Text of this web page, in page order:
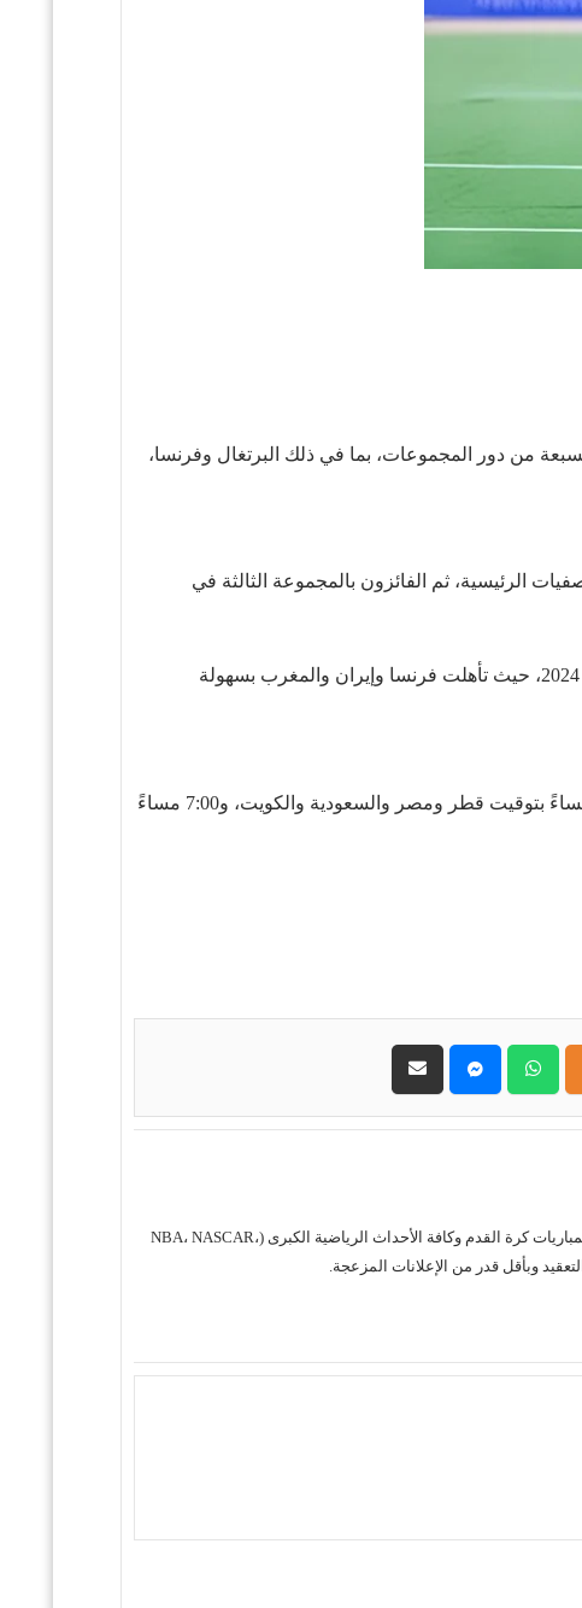
تأهلت جميع المنتخبات الأوروبية السبعة من دور المجموعات، بما في ذلك البرتغال وفرنسا،
بالمجموعة التاسعة في التصفيات الرئيسية، ثم الفائزون بالمجموعة الثالثة في
بلغت منتخبات فرنسا وإيران والمغرب والبرتغال مرحلة خروج المغلوب في كأس العالم لكرة قدم الصالات أوزبكستان 2024، حيث تأهلت فرنسا وإيران والمغرب بسهولة
يوم 22 سبتمبر 2024، ابتداءً من الساعة 4:00 مساءً بتوقيت المغرب والجزائر، و6:00 مساءً بتوقيت قطر ومصر والسعودية والكويت، و7:00 مساءً
حول موقع "مباريات ستور بث مباشر" موقع مباريات ستور هو منصة رياضية متكاملة متخصصة في تقديم خدمة البث المباشر لمباريات كرة القدم وكافة الأحداث الرياضية الكبرى (NBA، NASCAR،